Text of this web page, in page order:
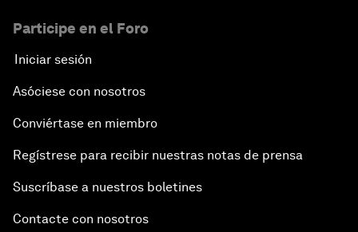
Participe en el Foro
Iniciar sesión
Asóciese con nosotros
Conviértase en miembro
Regístrese para recibir nuestras notas de prensa
Suscríbase a nuestros boletines
Contacte con nosotros